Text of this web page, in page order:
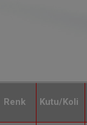
Renk Kutu/Koli